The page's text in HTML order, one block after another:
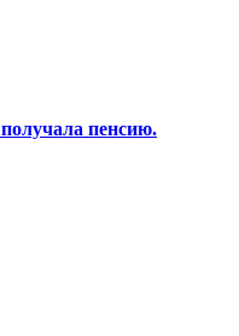
пенсию.